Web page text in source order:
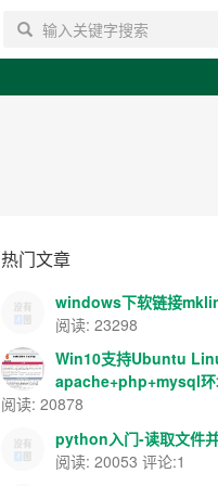
搜索
热门文章
windows下软链接
阅读: 23298
Win10支持Ubuntu
apache+php+mysql环
阅读: 20878
python入门-读取文件
阅读: 20053 评论:1